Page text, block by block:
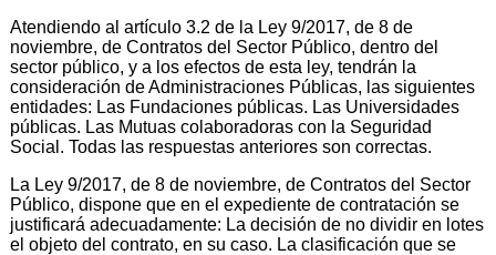
Atendiendo al artículo 3.2 de la Ley 9/2017, de 8 de
noviembre, de Contratos del Sector Público, dentro del
sector público, y a los efectos de esta ley, tendrán la
consideración de Administraciones Públicas, las siguientes
entidades: Las Fundaciones públicas. Las Universidades
públicas. Las Mutuas colaboradoras con la Seguridad
Social. Todas las respuestas anteriores son correctas.
La Ley 9/2017, de 8 de noviembre, de Contratos del Sector
Público, dispone que en el expediente de contratación se
justificará adecuadamente: La decisión de no dividir en lotes
el objeto del contrato, en su caso. La clasificación que se